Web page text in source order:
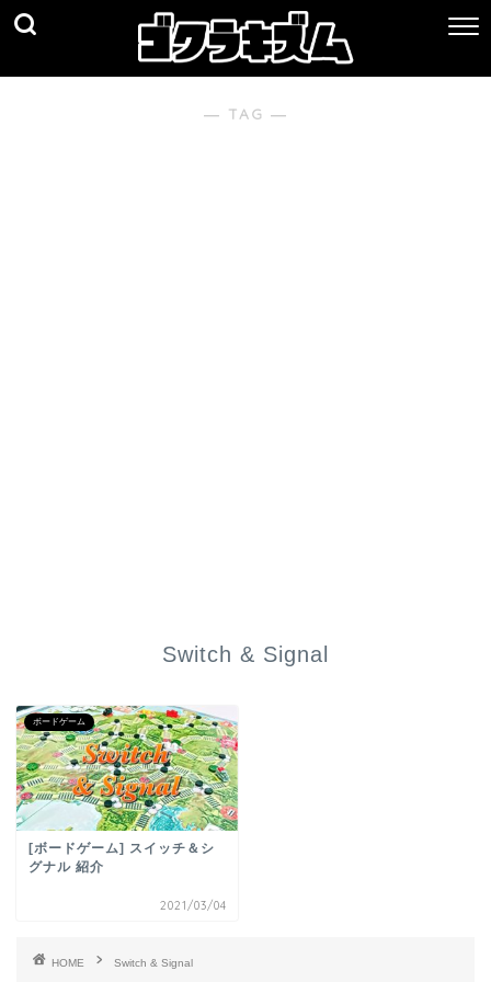
― TAG ―
Switch & Signal
ボードゲーム
[ボードゲーム] スイッチ＆シ
グナル 紹介
2021/03/04
HOME Switch & Signal